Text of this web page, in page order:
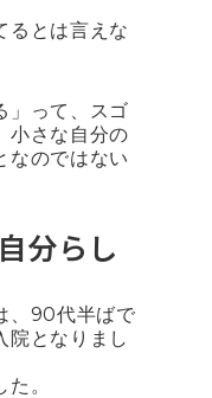
るとは言えな
」って、スゴ
小さな自分の
なのではない
分らし
、90代半ばで
院となりまし
。